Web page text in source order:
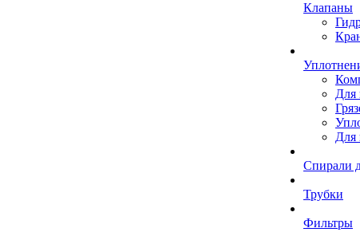
Клапаны
Для
Для
Спирали
Трубки
Фильтры